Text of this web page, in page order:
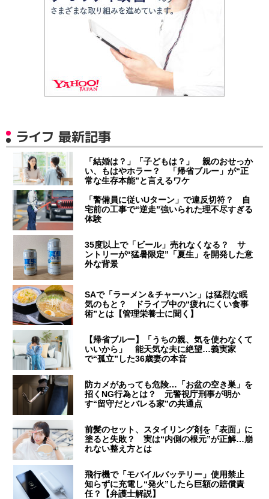
ライフ 最新記事
「結婚は？」「子どもは？」 親のおせっか
い、もはやホラー？ 「帰省ブルー」が“正
常な生存本能”と言えるワケ
「警備員に従いUターン」で違反切符？ 自
宅前の工事で“逆走”強いられた理不尽すぎる
体験
35度以上で「ビール」売れなくなる？ サ
ントリーが“猛暑限定”「夏生」を開発した意
外な背景
SAで「ラーメン＆チャーハン」は猛烈な眠
気のもと？ ドライブ中の“疲れにくい食事
術”とは【管理栄養士に聞く】
【帰省ブルー】「うちの親、気を使わなくて
いいから」 能天気な夫に絶望…義実家
で“孤立”した36歳妻の本音
防カメがあっても危険…「お盆の空き巣」を
招くNG行為とは？ 元警視庁刑事が明か
す“留守だとバレる家”の共通点
前髪のセット、スタイリング剤を「表面」に
塗ると失敗？ 実は“内側の根元”が正解…崩
れない整え方とは
飛行機で「モバイルバッテリー」使用禁止
知らずに充電し“発火”したら巨額の賠償責
任？【弁護士解説】